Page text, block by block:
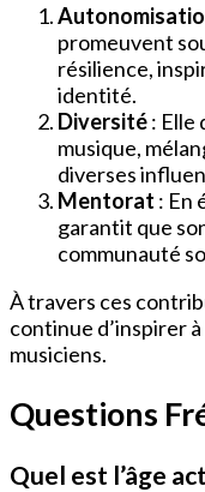
promeuvent
résilience,
identité.
Diversité: Elle
musique,
diverses
Mentorat : En
garantit que
communauté
À travers ces
continue d’inspirer
musiciens.
Questions
Quel est l’âge